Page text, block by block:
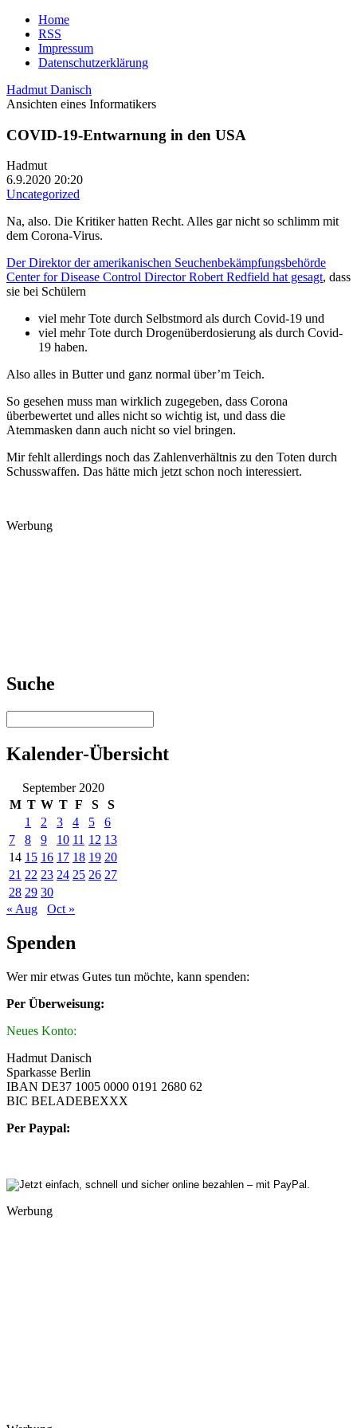
Home
RSS
Impressum
Datenschutzerklärung
Hadmut Danisch
Ansichten eines Informatikers
COVID-19-Entwarnung in den USA
Hadmut
6.9.2020 20:20
Uncategorized
Na, also. Die Kritiker hatten Recht. Alles gar nicht so schlimm mit
dem Corona-Virus.
Der Direktor der amerikanischen Seuchenbekämpfungsbehörde
Center for Disease Control Director Robert Redfield hat gesagt, dass
sie bei Schülern
viel mehr Tote durch Selbstmord als durch Covid-19 und
viel mehr Tote durch Drogenüberdosierung als durch Covid-
19 haben.
Also alles in Butter und ganz normal über’m Teich.
So gesehen muss man wirklich zugegeben, dass Corona
überbewertet und alles nicht so wichtig ist, und dass die
Atemmasken dann auch nicht so viel bringen.
Mir fehlt allerdings noch das Zahlenverhältnis zu den Toten durch
Schusswaffen. Das hätte mich jetzt schon noch interessiert.
Werbung
Suche
Kalender-Übersicht
September 2020
M T W T F S
S
1
2 3 4 5
6
7
8 9 10 11 12 13
14 15 16 17 18 19 20
21 22 23 24 25 26 27
28 29 30
« Aug
Oct »
Spenden
Wer mir etwas Gutes tun möchte, kann spenden:
Per Überweisung:
Neues Konto:
Hadmut Danisch
Sparkasse Berlin
IBAN DE37 1005 0000 0191 2680 62
BIC BELADEBEXXX
Per Paypal:
Werbung